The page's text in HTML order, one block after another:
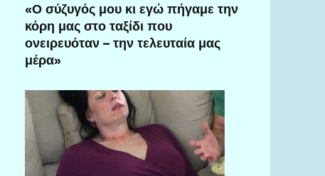
«Ο σύζυγός μου κι εγώ πήγαμε την
κόρη μας στο ταξίδι που
ονειρευόταν – την τελευταία μας
μέρα»